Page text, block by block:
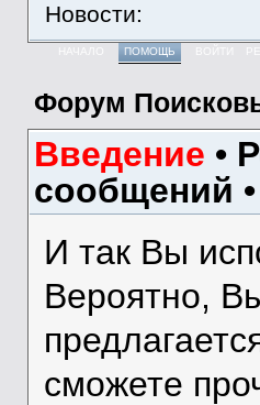
Новости:
НАЧАЛО ПОМОЩЬ ВОЙТИ
Форум
Введение •
сообщений •
И так Вы
Вероятно,
сможете